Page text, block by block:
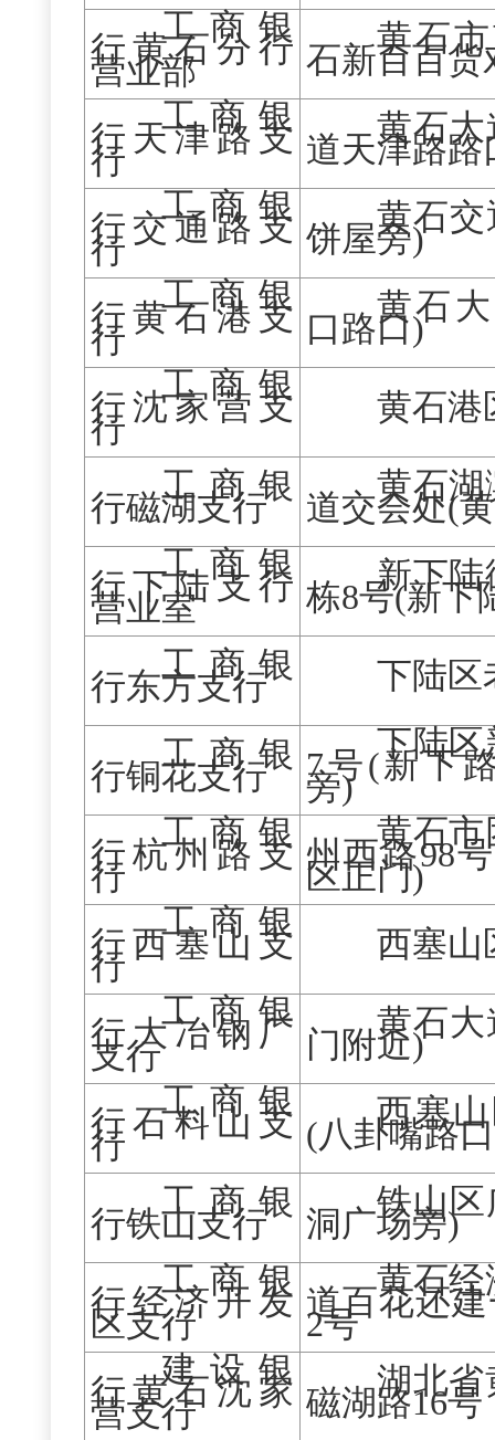
工商银
行黄石分行
营业部
黄石
石新百百货
工商银
行天津路支
行
黄石大
道天津路路
工商银
行交通路支
行
黄石
饼屋旁)
工商银
行黄石港支
行
黄石
口路口)
工商银
行沈家营支
行
黄石港
工商银
行磁湖支行
黄石湖
道交会处(
工商银
行下陆支行
营业室
新下陆
栋8号(新下
工商银
行东方支行
下陆区
工商银
行铜花支行
下陆区
7号(新下
旁)
工商银
行杭州路支
行
黄石市
州西路98
区正门)
工商银
行西塞山支
行
西塞山
工商银
行大冶钢厂
支行
黄石大
门附近)
工商银
行石料山支
行
西塞
(八卦嘴路
工商银
行铁山支行
铁山
洞广场旁)
工商银
行经济开发
区支行
黄石经
道百花还
2号
建设银
行黄石沈家
营支行
湖北省
磁湖路16号